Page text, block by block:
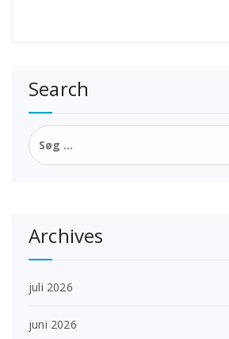
Search
Søg
efter:
Archives
juli 2026
juni 2026